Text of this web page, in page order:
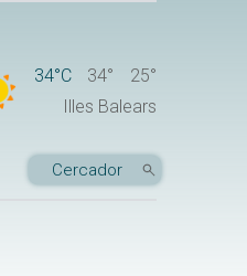
34°C 34°
25°
Illes Balears